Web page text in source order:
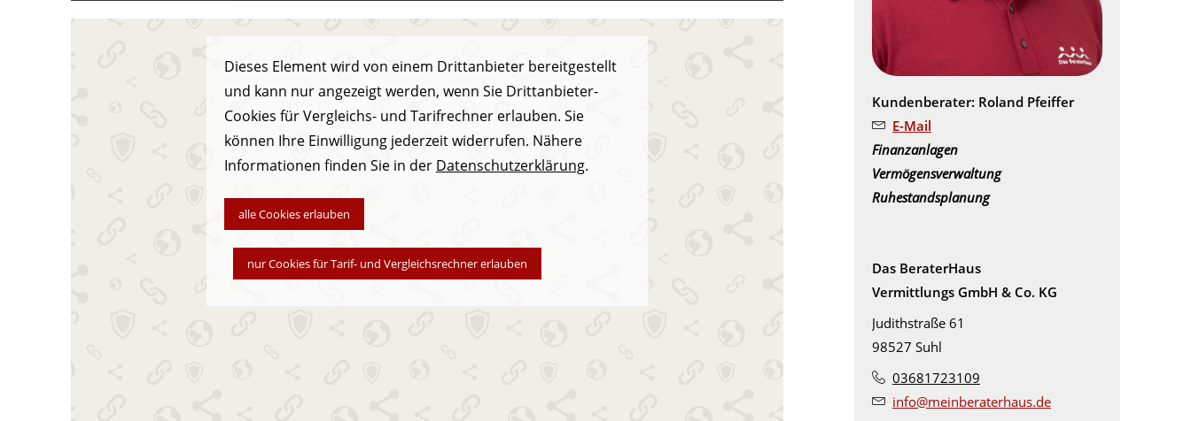
Kundenberater: Roland Pfeiffer
E-Mail
Finanzanlagen
Vermögensverwaltung
Ruhestandsplanung
Das BeraterHaus
Vermittlungs GmbH & Co. KG
Judithstraße 61
98527 Suhl
03681723109
info@meinberaterhaus.de
Dieses Element wird von einem Drittanbieter bereitgestellt
und kann nur angezeigt werden, wenn Sie Drittanbieter-
Cookies für Vergleichs- und Tarifrechner erlauben. Sie
können Ihre Einwilligung jederzeit widerrufen. Nähere
Informationen finden Sie in der Datenschutzerklärung.
alle Cookies erlauben
nur Cookies für Tarif- und Vergleichsrechner erlauben